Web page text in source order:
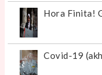
Hora Finita!
Covid-19